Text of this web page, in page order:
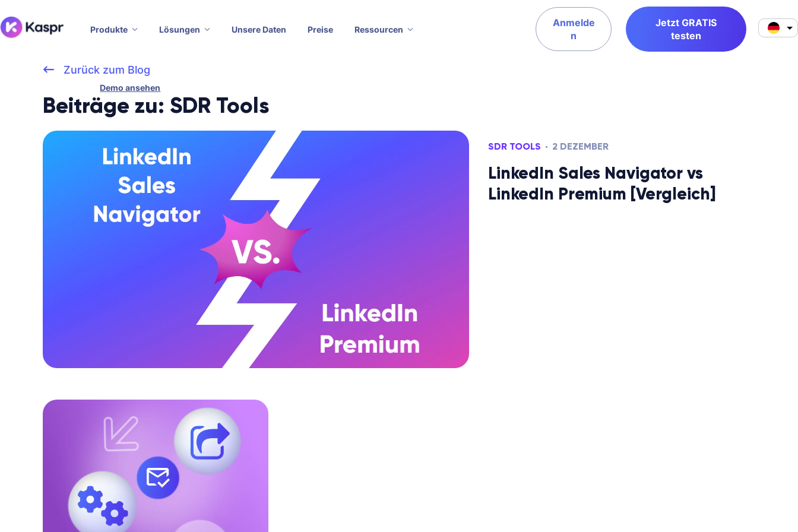
Produkte Lösungen Unsere Daten Preise Ressourcen
Demo ansehen
Anmelde
n
Jetzt GRATIS
testen
Zurück zum Blog
Beiträge zu: SDR Tools
SDR TOOLS 2 DEZEMBER
LinkedIn Sales Navigator vs
LinkedIn Premium [Vergleich]